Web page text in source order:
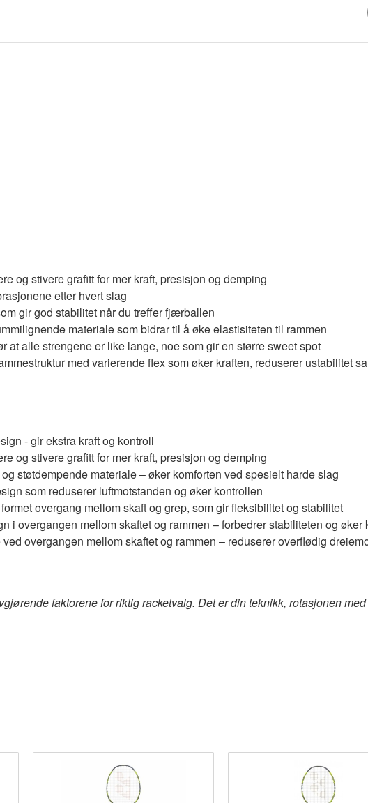
og stivere grafitt for mer kraft, presisjon og demping
etter hvert slag
gir god stabilitet når du treffer fjærballen
materiale som bidrar til å øke elastisiteten til rammen
at alle strengene er like lange, noe som gir en større sweet spot
med varierende flex som øker kraften, reduserer ustabilitet
- gir ekstra kraft og kontroll
og stivere grafitt for mer kraft, presisjon og demping
støtdempende materiale – øker komforten ved spesielt harde slag
som reduserer luftmotstanden og øker kontrollen
overgang mellom skaft og grep, som gir fleksibilitet og stabilitet
i overgangen mellom skaftet og rammen – forbedrer stabiliteten og øker
overgangen mellom skaftet og rammen – reduserer overflødig
faktorene for riktig racketvalg. Det er din teknikk, rotasjonen